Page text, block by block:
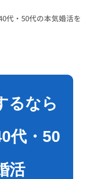
代・50代の本気婚活を
るなら
代・50
活